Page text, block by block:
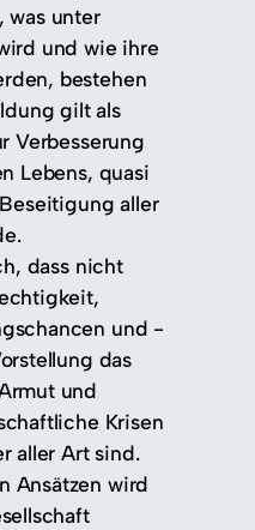
was unter
und wie ihre
bestehen
gilt als
Verbesserung
Lebens, quasi
aller
dass nicht
und -
das
und
Krisen
aller Art sind.
Ansätzen wird